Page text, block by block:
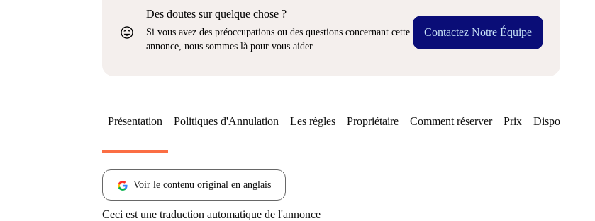
sentiment_very_satisfied
Des doutes sur quelque chose ?
Si vous avez des préoccupations ou des questions concernant cette
annonce, nous sommes là pour vous aider.
Contactez Notre Équipe
Présentation Politiques d'Annulation Les règles Propriétaire Comment réserver Prix Disponibilités
Voir le contenu original en anglais
Ceci est une traduction automatique de l'annonce